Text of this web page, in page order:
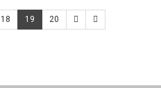
18 19 20